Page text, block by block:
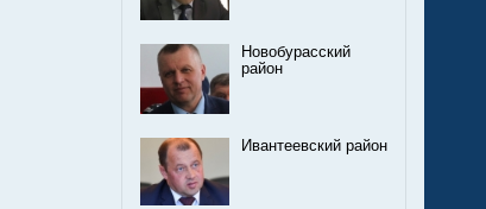
Новобурасский
район
Ивантеевский район